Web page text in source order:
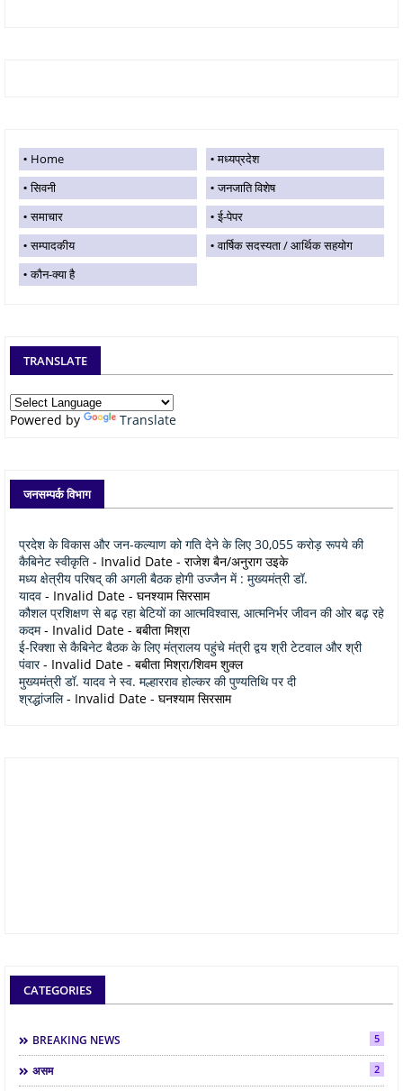
Home
मध्यप्रदेश
सिवनी
जनजाति विशेष
समाचार
ई-पेपर
सम्पादकीय
वार्षिक सदस्यता / आर्थिक सहयोग
कौन-क्या है
TRANSLATE
Powered by Translate
जनसम्पर्क विभाग
प्रदेश के विकास और जन-कल्याण को गति देने के लिए 30,055 करोड़ रूपये की
कैबिनेट स्वीकृति - Invalid Date - राजेश बैन/अनुराग उइके
मध्य क्षेत्रीय परिषद् की अगली बैठक होगी उज्जैन में : मुख्यमंत्री डॉ.
यादव - Invalid Date - घनश्याम सिरसाम
कौशल प्रशिक्षण से बढ़ रहा बेटियों का आत्मविश्वास, आत्मनिर्भर जीवन की ओर बढ़ रहे
कदम- Invalid Date - बबीता मिश्रा
ई-रिक्शा से कैबिनेट बैठक के लिए मंत्रालय पहुंचे मंत्री द्वय श्री टेटवाल और श्री
पंवार- Invalid Date - बबीता मिश्रा/शिवम शुक्ल
मुख्यमंत्री डॉ. यादव ने स्व. मल्हारराव होल्कर की पुण्यतिथि पर दी
श्रद्धांजलि- Invalid Date - घनश्याम सिरसाम
CATEGORIES
BREAKING NEWS 5
असम 2